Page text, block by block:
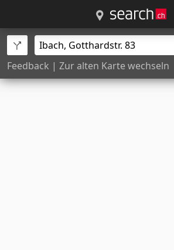
Feedback | Zur alten Karte wechseln